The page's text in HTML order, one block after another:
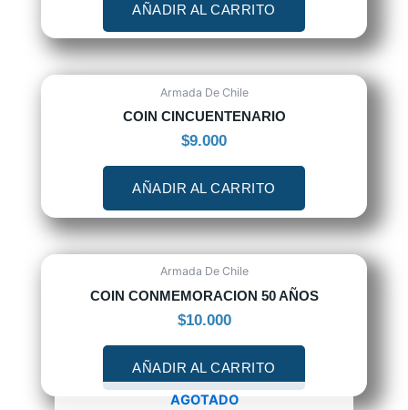
AÑADIR AL CARRITO
Armada De Chile
COIN CINCUENTENARIO
$9.000
AÑADIR AL CARRITO
Armada De Chile
COIN CONMEMORACION 50 AÑOS
$10.000
AÑADIR AL CARRITO
AGOTADO